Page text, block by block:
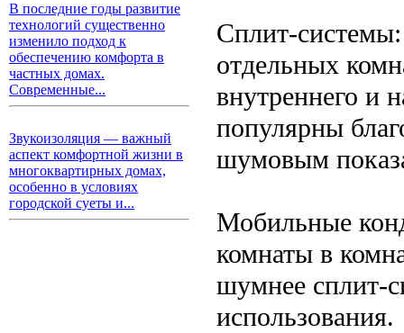
В последние годы развитие
технологий существенно
изменило подход к
обеспечению комфорта в
частных домах.
Современные...
Звукоизоляция — важный
аспект комфортной жизни в
многоквартирных домах,
особенно в условиях
городской суеты и...
Сплит-
отдельных
внутреннего и
популярны
шумовым
Мобильные
комнаты в
шумнее сплит-
использования.